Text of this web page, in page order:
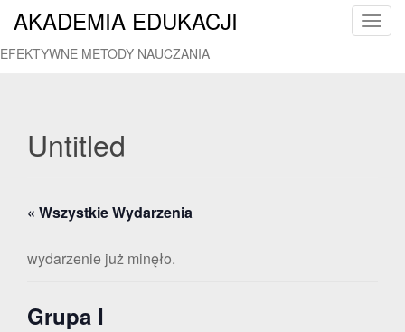
T
AKADEMIA EDUKACJI
EFEKTYWNE METODY NAUCZANIA
Untitled
« Wszystkie Wydarzenia
wydarzenie już minęło.
Grupa I